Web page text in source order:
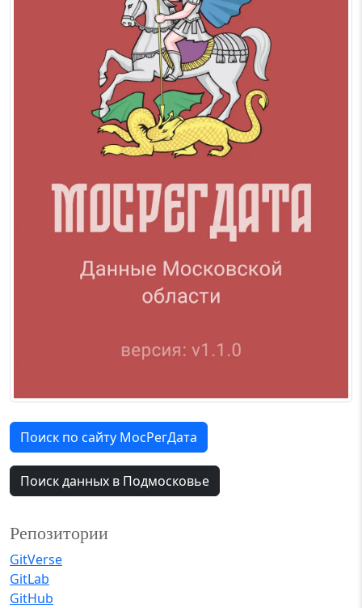
Поиск по сайту МосРегДата
Поиск данных в Подмосковье
Репозитории
GitVerse
GitLab
GitHub